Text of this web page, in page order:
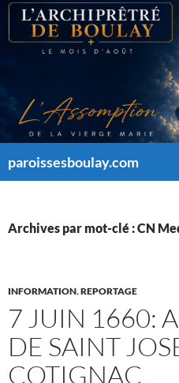
Aller
contenu
paroissesboulay.com
Archives par mot-clé : CN
INFORMATION,REPORTAGE
7 JUIN 1660:
DE SAINT
COTIGNAC